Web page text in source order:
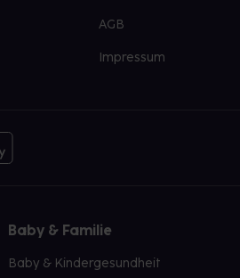
AGB
Impressum
Baby & Familie
Baby & Kindergesundheit